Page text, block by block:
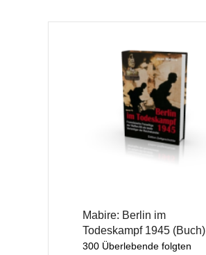
Mabire: Berlin im
Todeskampf 1945 (Buch)
300 Überlebende folgten